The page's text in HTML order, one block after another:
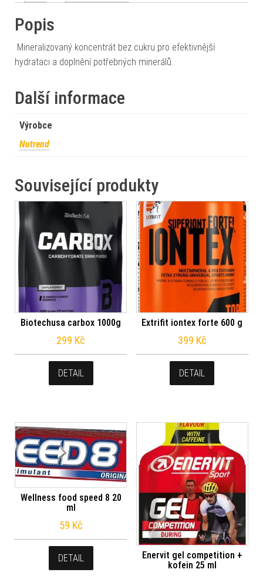
Popis
Mineralizovaný koncentrát bez cukru pro efektivnější
hydrataci a doplnění potřebných minerálů.
Další informace
Výrobce
Nutrend
Související produkty
Biotechusa carbox 1000g
299 Kč
DETAIL
Extrifit iontex forte 600 g
399 Kč
DETAIL
Wellness food speed 8 20
ml
59 Kč
DETAIL
Enervit gel competition +
kofein 25 ml